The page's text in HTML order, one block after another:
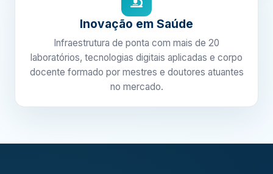
Inovação em Saúde
Infraestrutura de ponta com mais de 20
laboratórios, tecnologias digitais aplicadas e corpo
docente formado por mestres e doutores atuantes
no mercado.